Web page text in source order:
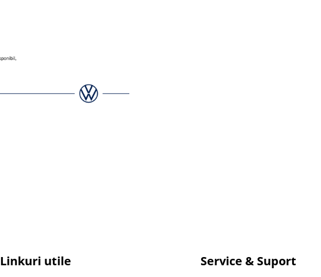
Linkuri utile Service & Suport